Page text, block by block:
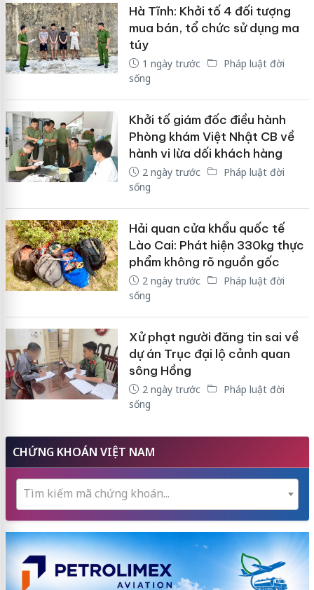
Hà Tĩnh: Khởi tố 4 đối tượng
mua bán, tổ chức sử dụng ma
túy
1 ngày trước
Pháp luật đời
sống
Khởi tố giám đốc điều hành
Phòng khám Việt Nhật CB về
hành vi lừa dối khách hàng
2 ngày trước
Pháp luật đời
sống
Hải quan cửa khẩu quốc tế
Lào Cai: Phát hiện 330kg thực
phẩm không rõ nguồn gốc
2 ngày trước
Pháp luật đời
sống
Xử phạt người đăng tin sai về
dự án Trục đại lộ cảnh quan
sông Hồng
2 ngày trước
Pháp luật đời
sống
CHỨNG KHOÁN VIỆT NAM
Tìm kiếm mã chứng khoán...